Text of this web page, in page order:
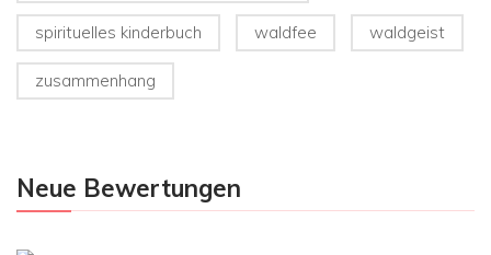
spirituelles kinderbuch waldfee waldgeist
zusammenhang
Neue Bewertungen